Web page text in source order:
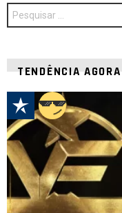
Procurar
por:
TENDÊNCIA AGORA